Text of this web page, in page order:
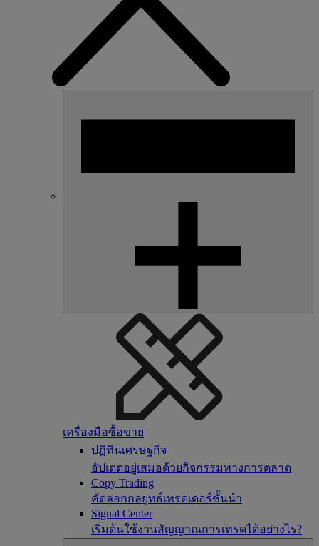
เครื่องมือซื้อขาย
ปฏิทินเศรษฐกิจ
อัปเดตอยู่เสมอด้วยกิจกรรมทางการตลาด
Copy Trading
คัดลอกกลยุทธ์เทรดเดอร์ชั้นนำ
Signal Center
เริ่มต้นใช้งานสัญญาณการเทรดได้อย่างไร?